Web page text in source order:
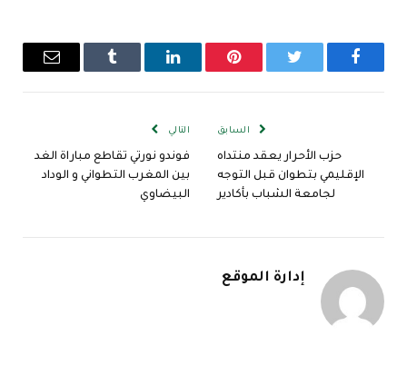
فيسبوك تويتر بينتيريستلينكدإن Tumblr
البريد
السابق
حزب الأحرار يعقد منتداه
الإقليمي بتطوان قبل التوجه
لجامعة الشباب بأكادير
التالي
فوندو نورتي تقاطع مباراة الغد
بين المغرب التطواني و الوداد
البيضاوي
إدارة الموقع